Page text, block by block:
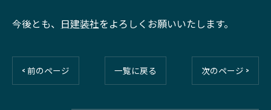
今後とも、 日建装社をよろしくお願いいたします。
< 前のページ 一覧に戻る 次のページ >